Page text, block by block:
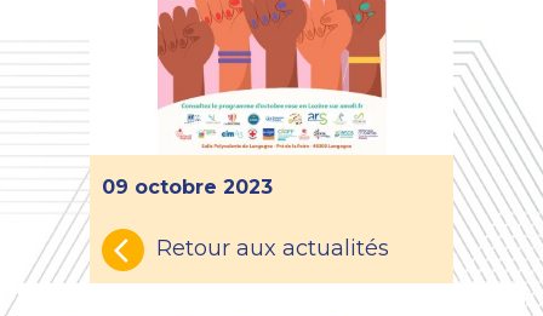
09 octobre 2023
Retour aux actualités